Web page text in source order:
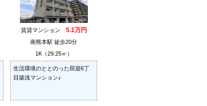
賃貸マンション 5.1万円
南熊本駅 徒歩20分
1K（29.25㎡）
生活環境のととのった田迎6丁
目築浅マンション♪